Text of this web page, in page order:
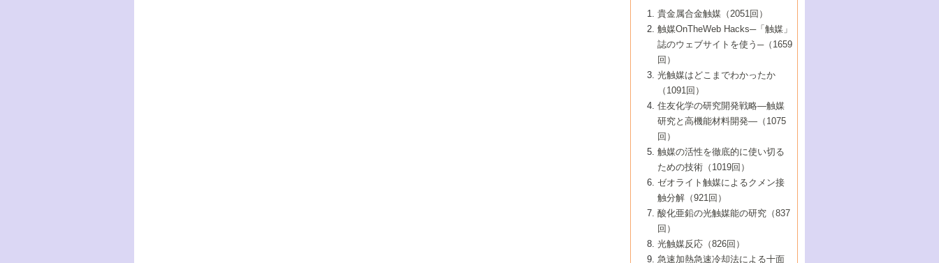
8号 高機能化ポリオレフィンに向けた重合
触媒の最近の進展
7号 持続可能社会実現のための触媒および
触媒関連技術
5号 若手会員による触媒研究の未来展望1：
企業編
6号 第102回触媒討論会
7号 触媒・化学反応における計算化学の進
8号 若手研究者による触媒研究の未来展望
2：大学・研究所編
5号 こんな物質，あんな物質―新たな触媒
の可能性―
7号 『結晶の化学』を活かした触媒研究
8号 イオン液体の応用
5号 水素製造・貯蔵のための触媒技術の新
しい展開
6号 第98回触媒討論会
7号 基礎化学品製造の触媒技術
8号 多機能型リアクター
4号 水分解用光触媒材料
5号 時間分解分光の進歩と応用
6号 第96回触媒討論会
8号 超臨界流体を用いた化学プロセスの新
2号 第93回触媒討論会
3号 特殊エネルギー場の触媒反応
4号 生体内における金属の触媒作用
5号 ファインケミカルズの展開に寄与する
6号 第94回触媒討論会
7号 サブナノレベルでみた新しい表面現象
8号 オレフィン重合触媒の新たな展
1号 なぜこの触媒が良いのか？
2号 第91回触媒討論会
3号 最近の自動車排ガス処理技術
4号 触媒研究の現状と将来─第90回触媒討論
5号 基礎化学品製造の触媒技術
6号 第92回触媒討論会
7号 基礎化学品製造の触媒技術
8号 資源の循環と触媒技術
▼44巻（2002年）
1号 高次制御された触媒の化学
2号 第89回触媒討論会
3号 触媒を利用した電気化学の新展開
4号 ナノ材料の調製と機能化
5号 こんな触媒が欲しい
6号 第90回触媒討論会
7号 触媒研究と学術雑誌/情報
8号 若い世代からみた触媒化学の現状と未
▼43巻（2001年）
1号 グリーンケミストリーと触媒
2号 第87回触媒討論会特集号
3号 生体触媒とバイオプロセス
4号 水素製造・利用の触媒化学
5号 触媒研究における新しい切り口：コン
ビナトリアルケミストリー
6号 第88回触媒討論会特集号
7号 企業における触媒研究のブレークスル
8号 この材料を触媒として使ってみません
▼42巻（2000年）
1号 触媒反応工学の明日を拓く
2号 第85回触媒討論会
3号 反応ダイナミクス
5号 触媒のおもしろさをどのように伝える
6号 第86回触媒討論会
7号 水素化精製触媒の新しい展開
8号 新しい反応性と機能性を目指した金属
クラスタ-化学
▼41巻（1999年）
1号 孔、穴、あな?-特異な空間とその利用-
2号 第83回触媒討論会
3号 均一系触媒反応最前線
4号 実用炭素材料の新展開
5号 研究の方法論を考える
7号 機能性金属材料と触媒
8号 触媒研究へのNMRの応用と展望
▼40巻（1998年）
進展と21世紀への提言/創立40周年記念・触
媒学会この10年の歩みとこれから/創立40周
2号 第81回触媒討論会
3号 計算機触媒化学へのさそい
4号 触媒劣化の制御と予測
5号 最新の実用プロセスと触媒
6号 第82回触媒討論会
1号 均一系と不均一系触媒反応-その特徴と
接点
2号 第79回触媒討論会
3号 最新NO除去触媒の実用化研究
4号 新しい反応場を目指した触媒調製
5号 反応・分離技術の新しい展開
6号 第80回触媒討論会
▼38巻（1996年）
1号 触媒の構造と触媒作用/C1化学を中心と
する21世紀への触媒
3号 オリンピックメダル:金・銀・銅はどん
な触媒作用を示すか
4号 触媒作用における機能の複合化
▼37巻（1995年）
1号 ファインケミカルズと固体触媒
2号 第75回触媒討論会
3号 希土類を利用した触媒
4号 触媒とリサイクル
5号 エネルギー変換触媒
▼36巻（1994年）
1号 電気化学と触媒
2号 第73回触媒討論会
3号 C4化学の展開
4号 《通常号》
▼35巻（1993年）
1号 工業触媒開発マニュアル―探索から工
業化まで
2号 第71回触媒討論会
▼34巻（1992年）
1号 インパクトを与えたこの研究
2号 第69回触媒討論会
▼33巻（1991年）
1号 触媒プロセス開発マニュアル―探索か
▼32巻（1990年）
貴金属合金触媒（2051回）
触媒OnTheWeb Hacks─「触媒」
誌のウェブサイトを使う─（1659
回）
光触媒はどこまでわかったか
（1091回）
住友化学の研究開発戦略―触媒
研究と高機能材料開発―（1075
回）
触媒の活性を徹底的に使い切る
ための技術（1019回）
ゼオライト触媒によるクメン接
触分解（921回）
酸化亜鉛の光触媒能の研究（837
回）
光触媒反応（826回）
急速加熱急速冷却法による十面